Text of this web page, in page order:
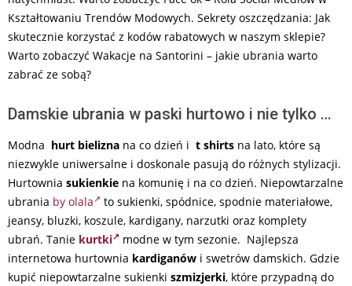
Kształtowaniu Trendów Modowych. Sekrety oszczędzania: Jak
skutecznie korzystać z kodów rabatowych w naszym sklepie?
Warto zobaczyć Wakacje na Santorini – jakie ubrania warto
zabrać ze sobą?
Damskie ubrania w paski hurtowo i nie tylko …
Modna hurt bielizna na co dzień i t shirts na lato, które są
niezwykle uniwersalne i doskonale pasują do różnych stylizacji.
Hurtownia sukienkie na komunię i na co dzień. Niepowtarzalne
ubrania by olala
to sukienki, spódnice, spodnie materiałowe,
jeansy, bluzki, koszule, kardigany, narzutki oraz komplety
ubrań. Tanie kurtki
modne w tym sezonie. Najlepsza
internetowa hurtownia kardiganów i swetrów damskich. Gdzie
kupić niepowtarzalne sukienki szmizjerki, które przypadną do